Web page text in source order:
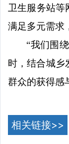
卫生服务站等
满足多元需求
“我们围
时，结合城
群众的获得感
相关链接>>